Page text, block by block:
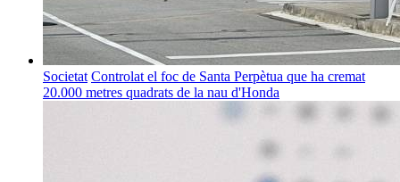
Societat Controlat el foc de Santa Perpètua que ha cremat
20.000 metres quadrats de la nau d'Honda